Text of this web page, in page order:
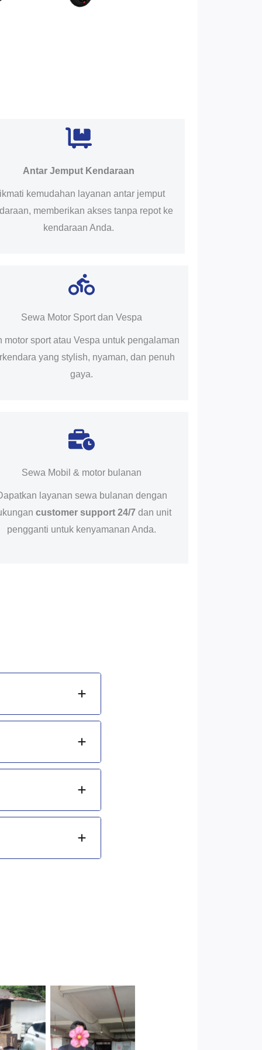
Antar Jemput Kendaraan
kemudahan layanan antar jemput
memberikan akses tanpa repot ke
kendaraan Anda.
Sewa Motor Sport dan Vespa
motor sport atau Vespa untuk pengalaman
yang stylish, nyaman, dan penuh
gaya.
Sewa Mobil & motor bulanan
layanan sewa bulanan dengan
customer support 24/7 dan unit
pengganti untuk kenyamanan Anda.
Cityplaza